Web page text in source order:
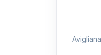
Avigliana